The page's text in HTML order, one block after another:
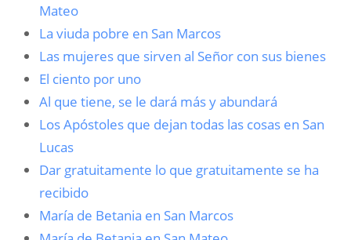
Mateo
La viuda pobre en San Marcos
Las mujeres que sirven al Señor con sus bienes
El ciento por uno
Al que tiene, se le dará más y abundará
Los Apóstoles que dejan todas las cosas en San
Lucas
Dar gratuitamente lo que gratuitamente se ha
recibido
María de Betania en San Marcos